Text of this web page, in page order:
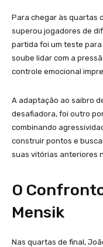
Para chegar às quartas
superou jogadores de
partida foi um teste para
soube lidar com a
controle emocional
A adaptação ao saibro
desafiadora, foi outro
combinando
construir pontos e
suas vitórias anteriores
O
Mensik
Nas quartas de final,